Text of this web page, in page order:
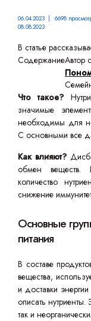
06.04.2023 | 6698
08.08.2023
В статье
СодержаниеАвтор
Что такое?
значимые
необходимы для
С основными все
Как влияют?
обмен веществ.
количество
снижение
Основные
питания
В составе
вещества,
и доставки
описать нутриенты.
так и